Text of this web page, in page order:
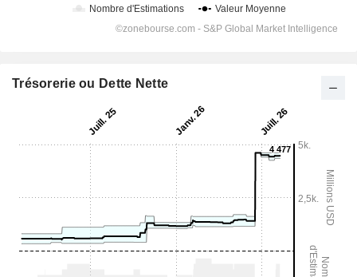
Trésorerie ou Dette Nette